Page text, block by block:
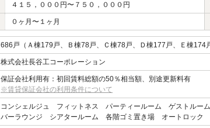
４１５，０００円〜７５０，０００円
０ヶ月〜１ヶ月
686戸（Ａ棟179戸、Ｂ棟78戸、Ｃ棟78戸、Ｄ棟177戸、Ｅ棟174
株式会社長谷工コーポレーション
保証会社利用有：初回賃料総額の50％相当額、別途更新料有
※賃貸保証会社の利用条件について
コンシェルジュ フィットネス パーティールーム ゲストル
バーラウンジ シアタールーム 各階ゴミ置き場 オートロッ